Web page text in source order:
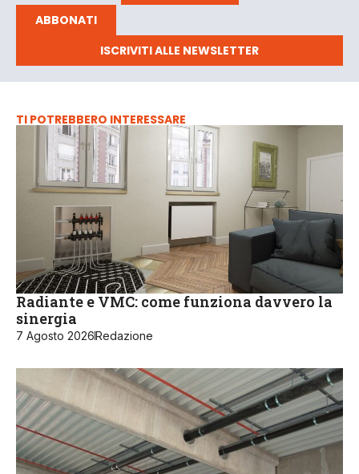
ABBONATI
ISCRIVITI ALLE NEWSLETTER
TI POTREBBERO INTERESSARE
Radiante e VMC: come funziona davvero la
sinergia
7 Agosto 2026Redazione